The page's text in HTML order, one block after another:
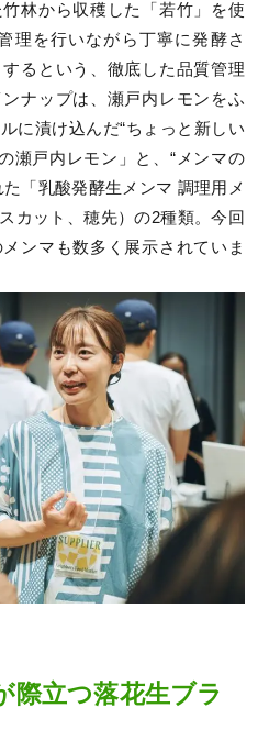
林から収穫した「若竹」を使
理を行いながら丁寧に発酵さ
るという、徹底した品質管理
ナップは、瀬戸内レモンをふ
に漬け込んだ“ちょっと新しい
瀬戸内レモン」と、“メンマの
「乳酸発酵生メンマ 調理用メ
カット、穂先）の2種類。今回
ンマも数多く展示されていま
際立つ落花生ブラ